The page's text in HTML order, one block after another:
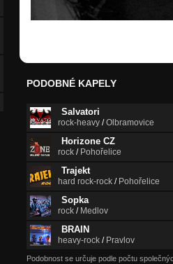
PODOBNÉ KAPELY
Salvatori
rock-heavy /Olbramovice
Horizone CZ
rock / Pohořelice
Trajekt
hard rock-rock / Pohořelice
Sopka
rock / Medlov
BRAIN
heavy-rock / Pravlov
Podobnost se určuje podle počtu